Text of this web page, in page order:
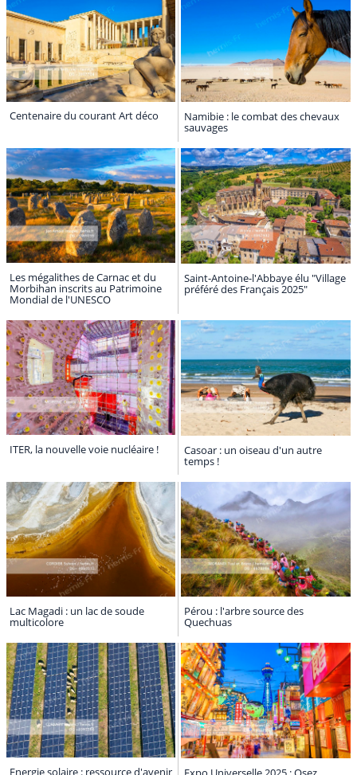
Centenaire du courant Art déco Namibie : le combat des chevaux
sauvages
Les mégalithes de Carnac et du
Morbihan inscrits au Patrimoine
Mondial de l'UNESCO
Saint-Antoine-l'Abbaye élu "Village
préféré des Français 2025"
ITER, la nouvelle voie nucléaire ! Casoar : un oiseau d'un autre
temps !
Lac Magadi : un lac de soude
multicolore
Pérou : l'arbre source des
Quechuas
Energie solaire : ressource d'avenir